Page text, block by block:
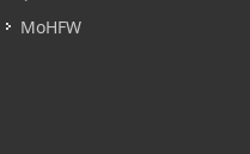
MoHFW